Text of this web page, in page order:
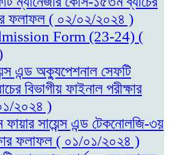
ফলাফল ( ০২/০২/২০২৪ )
Form (23-24) (
এন্ড অক্যুপেশনাল সেফটি
বিভাগীয় ফাইনাল পরীক্ষার
২০২৪ )
সায়েন্স এন্ড টেকনোলজি-৩য়
ফলাফল ( ০১/০১/২০২৪ )